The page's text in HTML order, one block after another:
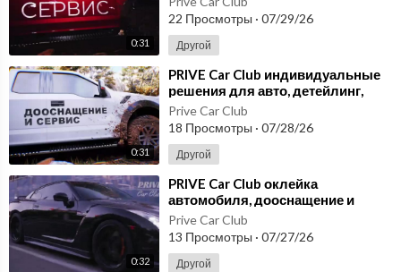
0:31
22 Просмотры · 07/29/26
Другой
0:31
⁣PRIVE Car Club индивидуальные
решения для авто, детейлинг,
тюнинг и сервис в Москве
Prive Car Club
18 Просмотры · 07/28/26
Другой
0:32
⁣PRIVE Car Club оклейка
автомобиля, дооснащение и
индивидуальный подход к
проекту privecarclub
Prive Car Club
13 Просмотры · 07/27/26
Другой